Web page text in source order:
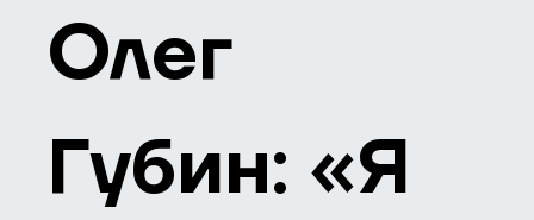
Олег
Губин: «Я